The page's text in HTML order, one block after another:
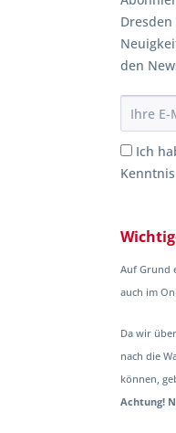
den
Ich
Auf Grund
auch im
Da wir
nach die
können,
Achtung!